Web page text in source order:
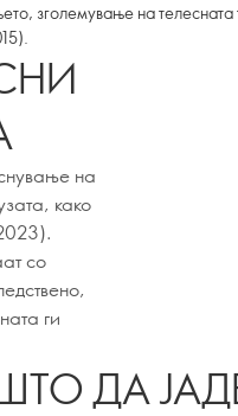
зголемување на
на
како
со
ги
ДА